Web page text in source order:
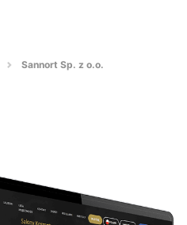
Sannort Sp. z o.o.